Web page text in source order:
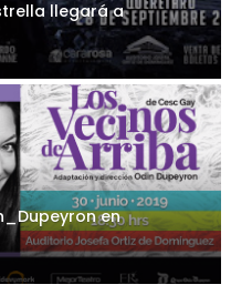
llegará a
en